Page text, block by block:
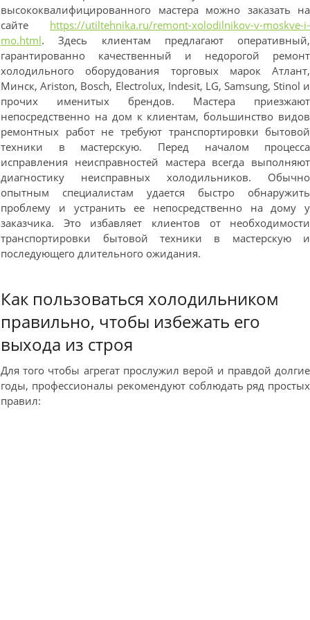
высококвалифицированного мастера можно заказать на
сайте https://utiltehnika.ru/remont-xolodilnikov-v-moskve-i-
mo.html. Здесь клиентам предлагают оперативный,
гарантированно качественный и недорогой ремонт
холодильного оборудования торговых марок Атлант,
Минск, Ariston, Bosch, Electrolux, Indesit, LG, Samsung, Stinol и
прочих именитых брендов. Мастера приезжают
непосредственно на дом к клиентам, большинство видов
ремонтных работ не требуют транспортировки бытовой
техники в мастерскую. Перед началом процесса
исправления неисправностей мастера всегда выполняют
диагностику неисправных холодильников. Обычно
опытным специалистам удается быстро обнаружить
проблему и устранить ее непосредственно на дому у
заказчика. Это избавляет клиентов от необходимости
транспортировки бытовой техники в мастерскую и
последующего длительного ожидания.
Как пользоваться холодильником
правильно, чтобы избежать его
выхода из строя
Для того чтобы агрегат прослужил верой и правдой долгие
годы, профессионалы рекомендуют соблюдать ряд простых
правил: